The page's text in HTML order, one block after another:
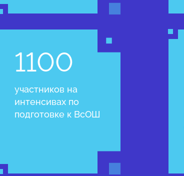
1100
участников на
интенсивах по
подготовке к ВсОШ